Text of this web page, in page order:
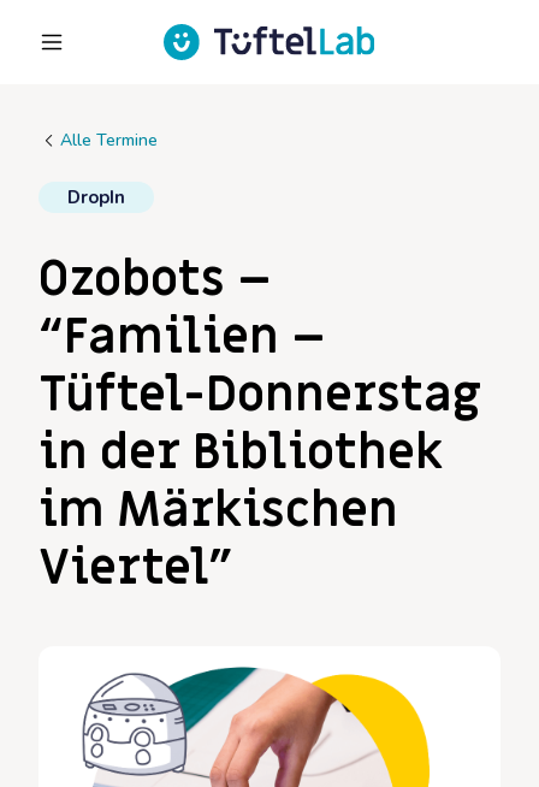
Alle Termine
DropIn
Ozobots –
“Familien –
Tüftel-Donnerstag
in der Bibliothek
im Märkischen
Viertel”